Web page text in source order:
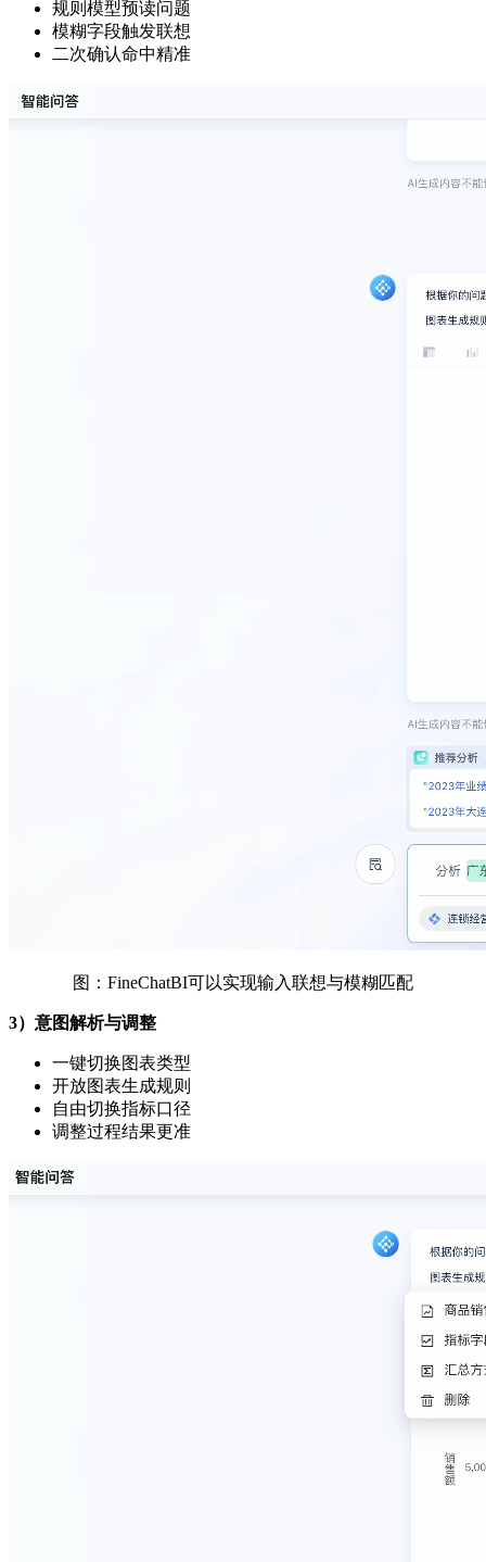
规则模型预读问题
模糊字段触发联想
二次确认命中精准
图：FineChatBI可以实现输入联想与模糊匹配
3）意图解析与调整
一键切换图表类型
开放图表生成规则
自由切换指标口径
调整过程结果更准